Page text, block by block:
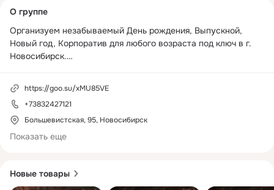
Новые товары
колонка
О группе
Организуем незабываемый День рождения, Выпускной,
Новый год, Корпоратив для любого возраста под ключ в г.
Новосибирск.
- Работаем в 63 городах РФ. Проведено 17 950 праздников
за 2.5 года. Игровое шоу от официальных представителей
теле-проекта Fort Boyard.
- Группы детей от 6 до 60 человек. Шоу-программа
- Организуем БЕСПЛАТНУЮ экскурсию на место
https://goo.su/xMU85VE
+73832427121
Большевистская, 95, Новосибирск
Показать еще